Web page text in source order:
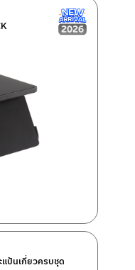
ป้นเกี่ยวครบชุด